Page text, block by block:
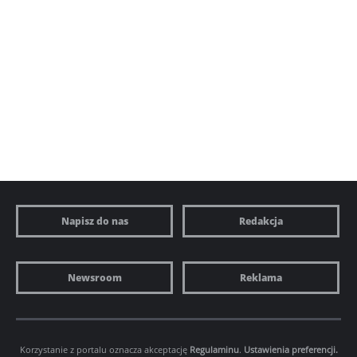
Napisz do nas Redakcja
Newsroom Reklama
Korzystanie z portalu oznacza akceptację Regulaminu. Ustawienia preferencji.